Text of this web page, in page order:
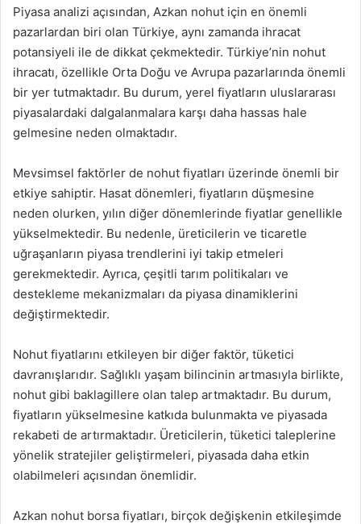
Piyasa analizi açısından, Azkan nohut için en önemli
pazarlardan biri olan Türkiye, aynı zamanda ihracat
potansiyeli ile de dikkat çekmektedir. Türkiye’nin nohut
ihracatı, özellikle Orta Doğu ve Avrupa pazarlarında önemli
bir yer tutmaktadır. Bu durum, yerel fiyatların uluslararası
piyasalardaki dalgalanmalara karşı daha hassas hale
gelmesine neden olmaktadır.
Mevsimsel faktörler de nohut fiyatları üzerinde önemli bir
etkiye sahiptir. Hasat dönemleri, fiyatların düşmesine
neden olurken, yılın diğer dönemlerinde fiyatlar genellikle
yükselmektedir. Bu nedenle, üreticilerin ve ticaretle
uğraşanların piyasa trendlerini iyi takip etmeleri
gerekmektedir. Ayrıca, çeşitli tarım politikaları ve
destekleme mekanizmaları da piyasa dinamiklerini
değiştirmektedir.
Nohut fiyatlarını etkileyen bir diğer faktör, tüketici
davranışlarıdır. Sağlıklı yaşam bilincinin artmasıyla birlikte,
nohut gibi baklagillere olan talep artmaktadır. Bu durum,
fiyatların yükselmesine katkıda bulunmakta ve piyasada
rekabeti de artırmaktadır. Üreticilerin, tüketici taleplerine
yönelik stratejiler geliştirmeleri, piyasada daha etkin
olabilmeleri açısından önemlidir.
Azkan nohut borsa fiyatları, birçok değişkenin etkileşimde